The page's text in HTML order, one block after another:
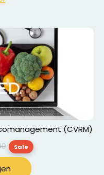
(CVRM)
Sale